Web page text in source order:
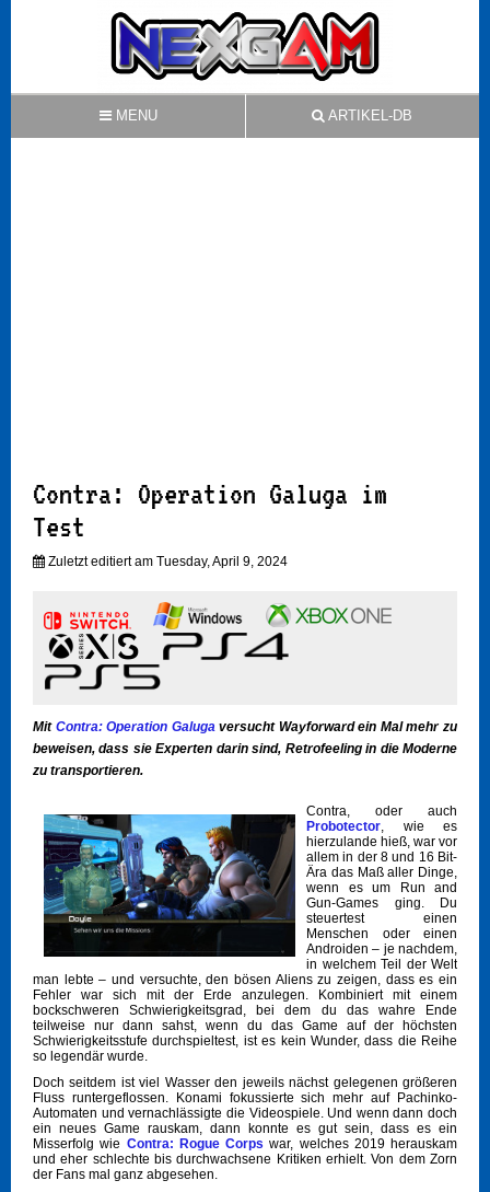
MENU ARTIKEL-DB
Contra: Operation Galuga im
Test
Zuletzt editiert am Tuesday, April 9, 2024
Mit Contra: Operation Galugaversucht Wayforward ein Mal mehr zu
beweisen, dass sie Experten darin sind, Retrofeeling in die Moderne
zu transportieren.
Contra, oder auch
Probotector, wie es
hierzulande hieß, war vor
allem in der 8 und 16 Bit-
Ära das Maß aller Dinge,
wenn es um Run and
Gun-Games ging. Du
steuertest einen
Menschen oder einen
Androiden – je nachdem,
in welchem Teil der Welt
man lebte – und versuchte, den bösen Aliens zu zeigen, dass es ein
Fehler war sich mit der Erde anzulegen. Kombiniert mit einem
bockschweren Schwierigkeitsgrad, bei dem du das wahre Ende
teilweise nur dann sahst, wenn du das Game auf der höchsten
Schwierigkeitsstufe durchspieltest, ist es kein Wunder, dass die Reihe
so legendär wurde.
Doch seitdem ist viel Wasser den jeweils nächst gelegenen größeren
Fluss runtergeflossen. Konami fokussierte sich mehr auf Pachinko-
Automaten und vernachlässigte die Videospiele. Und wenn dann doch
ein neues Game rauskam, dann konnte es gut sein, dass es ein
Misserfolg wie Contra: Rogue Corps war, welches 2019 herauskam
und eher schlechte bis durchwachsene Kritiken erhielt. Von dem Zorn
der Fans mal ganz abgesehen.